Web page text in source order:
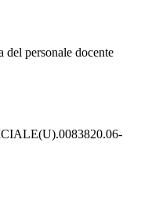
del personale docente